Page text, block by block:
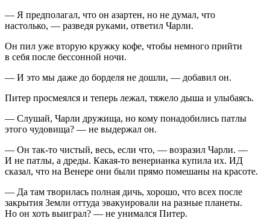
— Я предполагал, что он азартен, но не думал, что
настолько, — разведя руками, ответил Чарли.
Он пил уже вторую кружку кофе, чтобы немного прийти
в себя после бессонной ночи.
— И это мы даже до борделя не дошли, — добавил он.
Питер просмеялся и теперь лежал, тяжело дыша и улыбаясь.
— Слушай, Чарли дружища, но кому понадобились патлы
этого чудовища? — не выдержал он.
— Он так-то чистый, весь, если что, — возразил Чарли. —
И не патлы, а дреды. Какая-то венерианка купила их. ИД
сказал, что на Венере они были прямо помешаны на красоте.
— Да там творилась полная дичь, хорошо, что всех после
закрытия Земли оттуда эвакуировали на разные планеты.
Но он хоть выиграл? — не унимался Питер.